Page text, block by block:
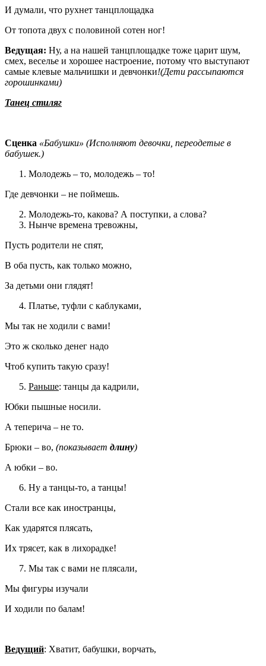
И думали, что рухнет танцплощадка
От топота двух с половиной сотен ног!
Ведущая: Ну, а на нашей танцплощадке тоже царит шум,
смех, веселье и хорошее настроение, потому что выступают
самые клевые мальчишки и девчонки!(Дети рассыпаются
горошинками)
Танец стиляг
Сценка «Бабушки» (Исполняют девочки, переодетые в
бабушек.)
Молодежь – то, молодежь – то!
Где девчонки – не поймешь.
Молодежь-то, какова? А поступки, а слова?
Нынче времена тревожны,
Пусть родители не спят,
В оба пусть, как только можно,
За детьми они глядят!
Платье, туфли с каблуками,
Мы так не ходили с вами!
Это ж сколько денег надо
Чтоб купить такую сразу!
Раньше: танцы да кадрили,
Юбки пышные носили.
А теперича – не то.
Брюки – во, (показывает длину)
А юбки – во.
Ну а танцы-то, а танцы!
Стали все как иностранцы,
Как ударятся плясать,
Их трясет, как в лихорадке!
Мы так с вами не плясали,
Мы фигуры изучали
И ходили по балам!
Ведущий: Хватит, бабушки, ворчать,